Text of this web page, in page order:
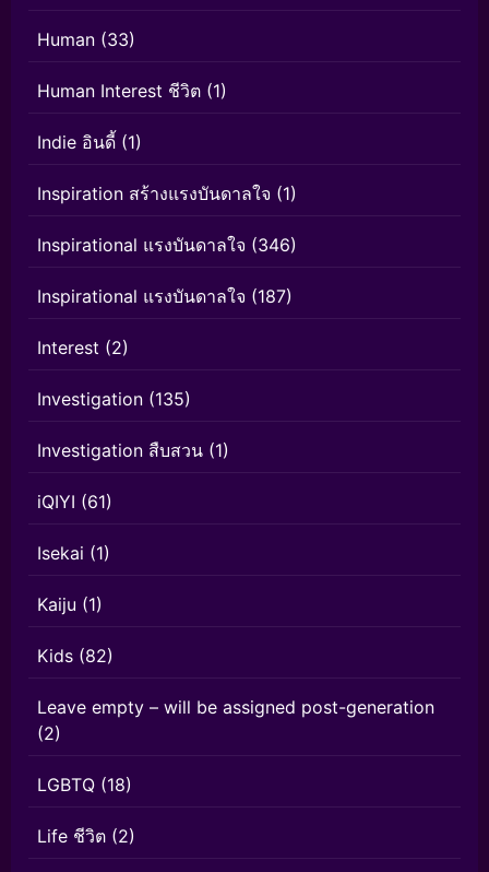
Human (33)
Human Interest ชีวิต (1)
Indie อินดี้ (1)
Inspiration สร้างแรงบันดาลใจ (1)
Inspirational แรงบันดาลใจ (346)
Inspirational แรงบันดาลใจ (187)
Interest (2)
Investigation (135)
Investigation สืบสวน (1)
iQIYI (61)
Isekai (1)
Kaiju (1)
Kids (82)
Leave empty – will be assigned post-generation
(2)
LGBTQ (18)
Life ชีวิต (2)